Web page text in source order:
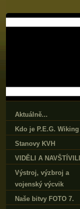
Aktuálně...
Kdo je P.E.G. Wiking
Stanovy KVH
VIDĚLI A NAVŠTÍVILI
Výstroj‚ výzbroj a
vojenský výcvik
Naše bitvy FOTO 7.